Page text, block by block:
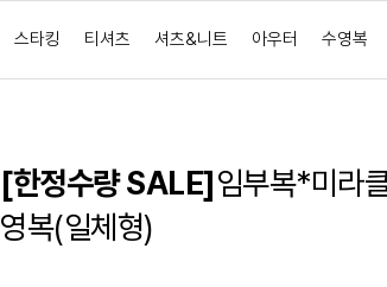
스타킹 티셔츠 셔츠&니트 아우터 수영복
[한정수량 SALE]임부복*미라
영복(일체형)